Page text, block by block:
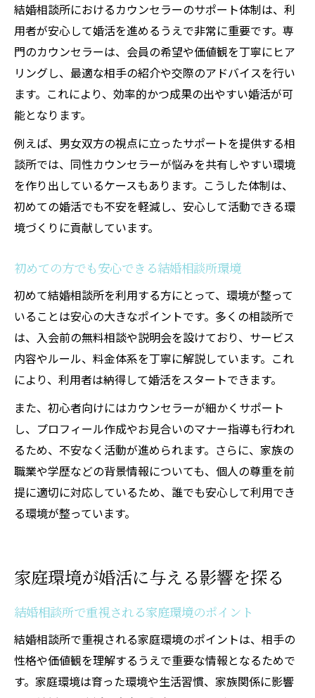
る理由
結婚相談所で前向きな気持ちになれる環境
成婚に近づく人が選ぶ結婚相談所の特徴
結婚相談所におけるカウンセラーのサポート体制は、利
用者が安心して婚活を進めるうえで非常に重要です。専
門のカウンセラーは、会員の希望や価値観を丁寧にヒア
リングし、最適な相手の紹介や交際のアドバイスを行い
ます。これにより、効率的かつ成果の出やすい婚活が可
能となります。
例えば、男女双方の視点に立ったサポートを提供する相
談所では、同性カウンセラーが悩みを共有しやすい環境
を作り出しているケースもあります。こうした体制は、
初めての婚活でも不安を軽減し、安心して活動できる環
境づくりに貢献しています。
初めての方でも安心できる結婚相談所環境
初めて結婚相談所を利用する方にとって、環境が整って
いることは安心の大きなポイントです。多くの相談所で
は、入会前の無料相談や説明会を設けており、サービス
内容やルール、料金体系を丁寧に解説しています。これ
により、利用者は納得して婚活をスタートできます。
また、初心者向けにはカウンセラーが細かくサポート
し、プロフィール作成やお見合いのマナー指導も行われ
るため、不安なく活動が進められます。さらに、家族の
職業や学歴などの背景情報についても、個人の尊重を前
提に適切に対応しているため、誰でも安心して利用でき
る環境が整っています。
家庭環境が婚活に与える影響を探る
結婚相談所で重視される家庭環境のポイント
結婚相談所で重視される家庭環境のポイントは、相手の
性格や価値観を理解するうえで重要な情報となるためで
す。家庭環境は育った環境や生活習慣、家族関係に影響